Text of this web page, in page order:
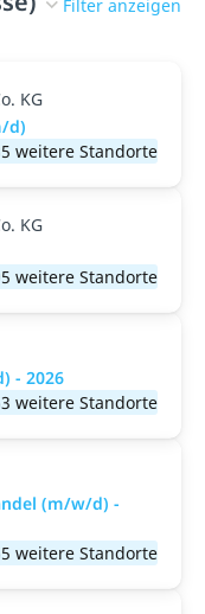
Filter anzeigen
KG
d)
weitere Standorte
KG
weitere Standorte
- 2026
weitere Standorte
(m/w/d) -
weitere Standorte